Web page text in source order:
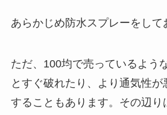
あらかじめ防水スプレーをして
ただ、100均で売っているよう
とすぐ破れたり、より通気性が
することもあります。その辺り